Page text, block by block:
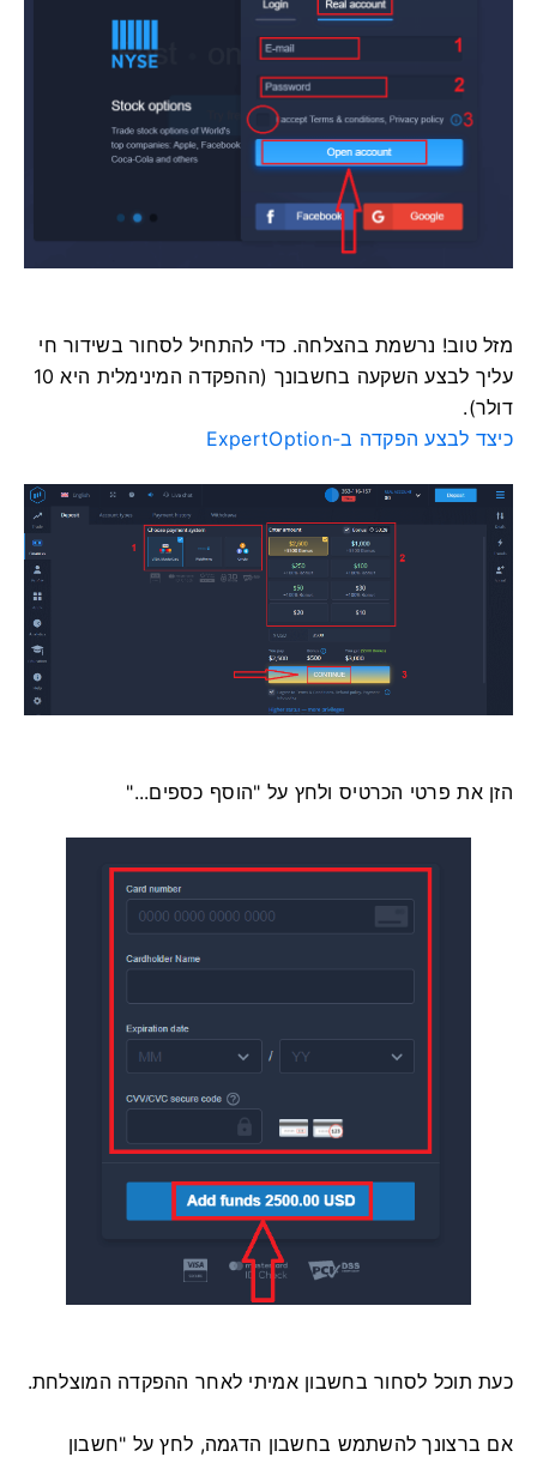
מזל טוב! נרשמת בהצלחה. כדי להתחיל לסחור בשידור חי
עליך לבצע השקעה בחשבונך (ההפקדה המינימלית היא 10
דולר).
כיצד לבצע הפקדה ב-ExpertOption
הזן את פרטי הכרטיס ולחץ על "הוסף כספים..."
כעת תוכל לסחור בחשבון אמיתי לאחר ההפקדה המוצלחת.
אם ברצונך להשתמש בחשבון הדגמה, לחץ על "חשבון